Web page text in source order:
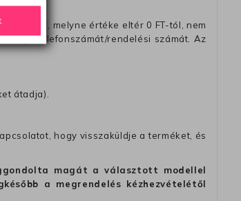
melyne értéke eltér 0 FT-tól, nem
felírja telefonszámát/rendelési számát. Az
átadja).
hogy visszaküldje a terméket, és
magát a választott modellel
a megrendelés kézhezvételétől